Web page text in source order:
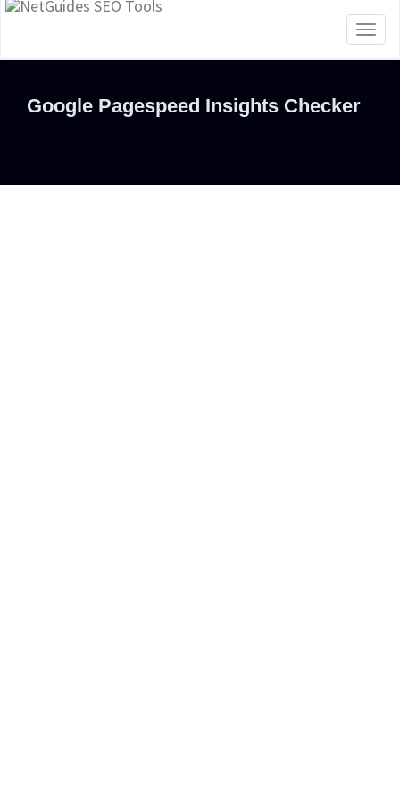
Google Pagespeed Insights Checker